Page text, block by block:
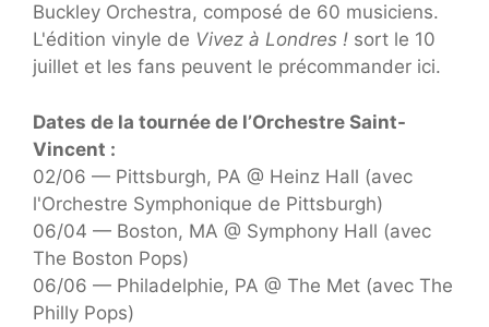
Buckley Orchestra, composé de 60 musiciens.
L'édition vinyle de Vivez à Londres ! sort le 10
juillet et les fans peuvent le précommander ici.
Dates de la tournée de l’Orchestre Saint-
Vincent :
02/06 — Pittsburgh, PA @ Heinz Hall (avec
l'Orchestre Symphonique de Pittsburgh)
06/04 — Boston, MA @ Symphony Hall (avec
The Boston Pops)
06/06 — Philadelphie, PA @ The Met (avec The
Philly Pops)